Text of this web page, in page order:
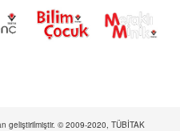
geliştirilmiştir. © 2009-2020, TÜBİTAK